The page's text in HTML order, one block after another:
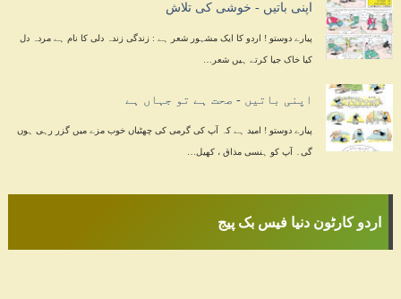
اپنی باتیں - خوشی کی تلاش
پیارے دوستو ! اردو کا ایک مشہور شعر ہے : زندگی زندہ دلی کا نام ہے مردہ دل
کیا خاک جیا کرتے ہیں شعر…
اپنی باتیں - صحت ہے تو جہاں ہے
پیارے دوستو ! امید ہے کہ آپ کی گرمی کی چھٹیاں خوب مزے میں گزر رہی ہوں
گی۔ آپ کو ہنسی مذاق ، کھیل…
اردو کارٹون دنیا فیس بک پیج